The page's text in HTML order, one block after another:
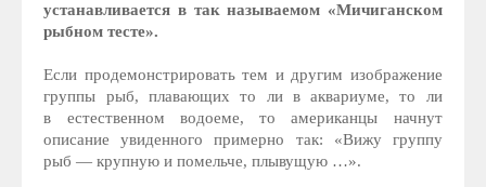
устанавливается в так называемом «Мичиганском
рыбном тесте».
Если продемонстрировать тем и другим изображение
группы рыб, плавающих то ли в аквариуме, то ли
в естественном водоеме, то американцы начнут
описание увиденного примерно так: «Вижу группу
рыб — крупную и помельче, плывущую …».